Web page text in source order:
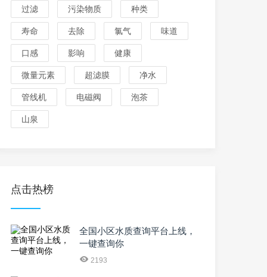
过滤 污染物质 种类
寿命 去除 氯气 味道
口感 影响 健康
微量元素 超滤膜 净水
管线机 电磁阀 泡茶
山泉
点击热榜
全国小区水质查询平台上线，
一键查询你
2193